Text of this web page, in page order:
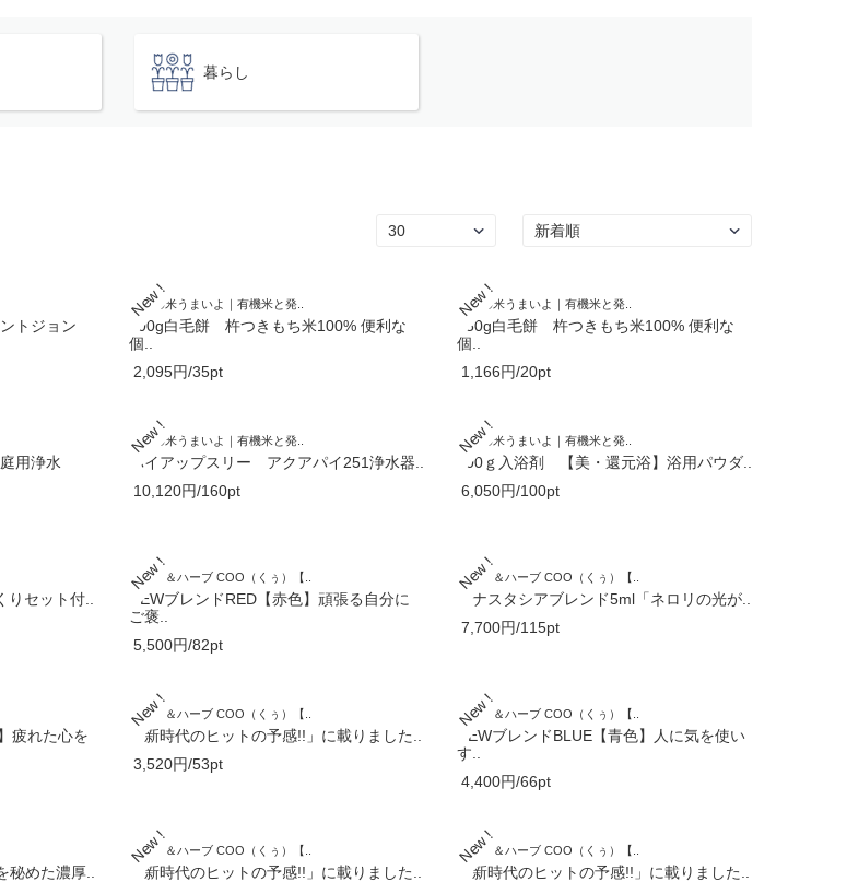
暮らし
トジョン
うちの米うまいよ｜有機米と発..
800g白毛餅 杵つきもち米100% 便利な
個..
2,095円/35pt
うちの米うまいよ｜有機米と発..
350g白毛餅 杵つきもち米100% 便利な
個..
1,166円/20pt
用浄水
うちの米うまいよ｜有機米と発..
パイアップスリー アクアパイ251浄水器..
10,120円/160pt
うちの米うまいよ｜有機米と発..
500ｇ入浴剤 【美・還元浴】浴用パウダ..
6,050円/100pt
りセット付..
アロマ＆ハーブ COO（くぅ）【..
NEWブレンドRED【赤色】頑張る自分に
ご褒..
5,500円/82pt
アロマ＆ハーブ COO（くぅ）【..
アナスタシアブレンド5ml「ネロリの光が..
7,700円/115pt
疲れた心を
アロマ＆ハーブ COO（くぅ）【..
「新時代のヒットの予感!!」に載りました..
3,520円/53pt
アロマ＆ハーブ COO（くぅ）【..
NEWブレンドBLUE【青色】人に気を使い
す..
4,400円/66pt
秘めた濃厚..
アロマ＆ハーブ COO（くぅ）【..
「新時代のヒットの予感!!」に載りました..
アロマ＆ハーブ COO（くぅ）【..
「新時代のヒットの予感!!」に載りました..